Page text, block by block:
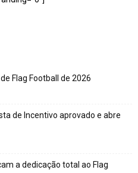
Flag Football de 2026
de Incentivo aprovado e abre
a dedicação total ao Flag